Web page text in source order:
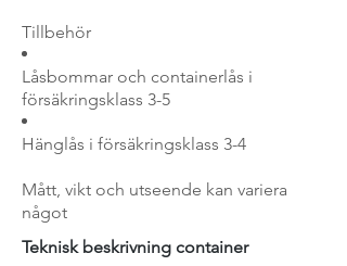
Tillbehör
Låsbommar och containerlås i
försäkringsklass 3-5
Hänglås i försäkringsklass 3-4
Mått, vikt och utseende kan variera
något
Teknisk beskrivning container